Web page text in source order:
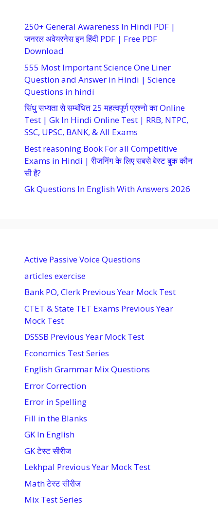
250+ General Awareness In Hindi PDF |
जनरल अवेयरनेस इन हिंदी PDF | Free PDF
Download
555 Most Important Science One Liner
Question and Answer in Hindi | Science
Questions in hindi
सिंधु सभ्यता से सम्बंधित 25 महत्वपूर्ण प्रश्नो का Online
Test | Gk In Hindi Online Test | RRB, NTPC,
SSC, UPSC, BANK, & All Exams
Best reasoning Book For all Competitive
Exams in Hindi | रीजनिंग के लिए सबसे बेस्ट बुक कौन
सी है?
Gk Questions In English With Answers 2026
Active Passive Voice Questions
articles exercise
Bank PO, Clerk Previous Year Mock Test
CTET & State TET Exams Previous Year
Mock Test
DSSSB Previous Year Mock Test
Economics Test Series
English Grammar Mix Questions
Error Correction
Error in Spelling
Fill in the Blanks
GK In English
GK टेस्ट सीरीज
Lekhpal Previous Year Mock Test
Math टेस्ट सीरीज
Mix Test Series